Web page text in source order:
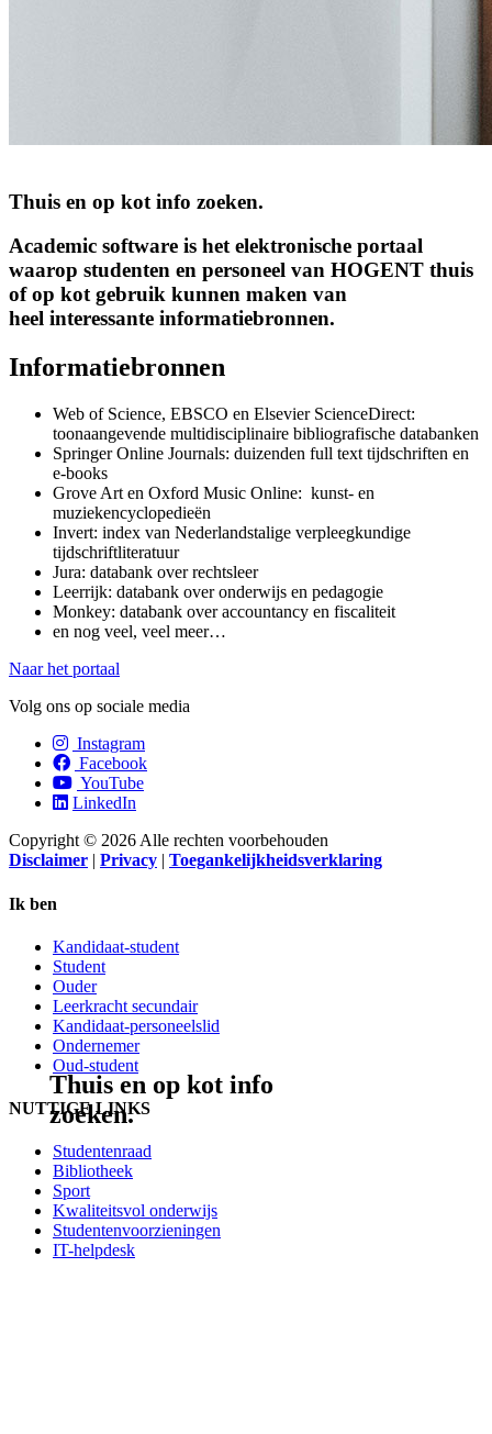
Thuis en op kot info
zoeken.
Thuis en op kot info zoeken.
Academic software is het elektronische portaal
waarop studenten en personeel van HOGENT thuis
of op kot gebruik kunnen maken van
heel interessante informatiebronnen.
Informatiebronnen
Web of Science, EBSCO en Elsevier ScienceDirect:
toonaangevende multidisciplinaire bibliografische databanken
Springer Online Journals: duizenden full text tijdschriften en
e-books
Grove Art en Oxford Music Online: kunst- en
muziekencyclopedieën
Invert: index van Nederlandstalige verpleegkundige
tijdschriftliteratuur
Jura: databank over rechtsleer
Leerrijk: databank over onderwijs en pedagogie
Monkey: databank over accountancy en fiscaliteit
en nog veel, veel meer…
Naar het portaal
Volg ons op sociale media
Instagram
Facebook
YouTube
LinkedIn
Copyright © 2026 Alle rechten voorbehouden
Disclaimer | Privacy | Toegankelijkheidsverklaring
Ik ben
Kandidaat-student
Student
Ouder
Leerkracht secundair
Kandidaat-personeelslid
Ondernemer
Oud-student
NUTTIGE LINKS
Studentenraad
Bibliotheek
Sport
Kwaliteitsvol onderwijs
Studentenvoorzieningen
IT-helpdesk